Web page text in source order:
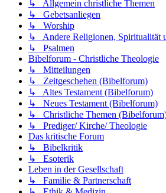
↳ Allgemein christliche Themen
↳ Gebetsanliegen
↳ Worship
↳ Andere Religionen, Spiritualität
↳ Psalmen
Bibelforum - Christliche Theologie
↳ Mitteilungen
↳ Zeitgeschehen (Bibelforum)
↳ Altes Testament (Bibelforum)
↳ Neues Testament (Bibelforum)
↳ Christliche Themen
↳ Prediger/ Kirche/ Theologie
Das kritische Forum
↳ Bibelkritik
↳ Esoterik
Leben in der Gesellschaft
↳ Familie & Partnerschaft